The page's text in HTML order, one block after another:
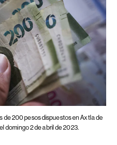
de 200 pesos dispuestos en Axtla de
domingo 2 de abril de 2023.